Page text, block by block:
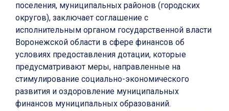
поселения, муниципальных районов (городских
округов), заключает соглашение с
исполнительным органом государственной власти
Воронежской области в сфере финансов об
условиях предоставления дотации, которые
предусматривают меры, направленные на
стимулирование социально-экономического
развития и оздоровление муниципальных
финансов муниципальных образований.